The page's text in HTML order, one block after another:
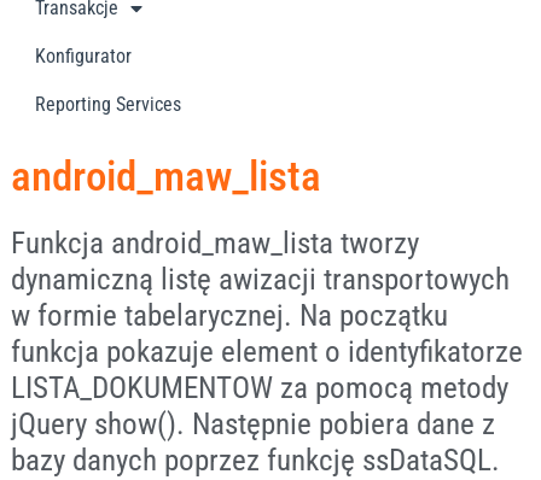
Transakcje
Konfigurator
Reporting Services
android_maw_lista
Funkcja android_maw_lista tworzy
dynamiczną listę awizacji transportowych
w formie tabelarycznej. Na początku
funkcja pokazuje element o identyfikatorze
LISTA_DOKUMENTOW za pomocą metody
jQuery show(). Następnie pobiera dane z
bazy danych poprzez funkcję ssDataSQL.